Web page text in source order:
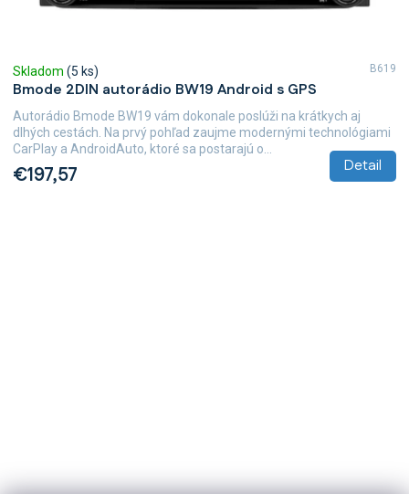
Bmode 2DIN autorádio BW19 Android s GPS
Skladom (5 ks)
€197,57 Detail
Autorádio Bmode BW19 vám dokonale poslúži na krátkych aj
dlhých cestách. Na prvý pohľad zaujme modernými technológiami
CarPlay a AndroidAuto, ktoré sa postarajú o...
B619